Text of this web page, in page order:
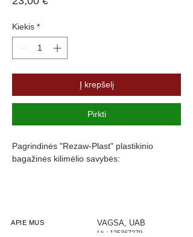
Kiekis *
Į krepšelį
Pirkti
Pagrindinės "Rezaw-Plast" plastikinio
bagažinės kilimėlio savybės:
Pagamintas iš polietileno
Turi gofruotą paviršių
APIE MUS
VAGSA, UAB
Į.k.: 125367279